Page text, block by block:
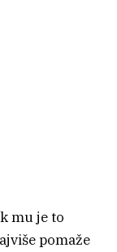
mu je to
pomaže